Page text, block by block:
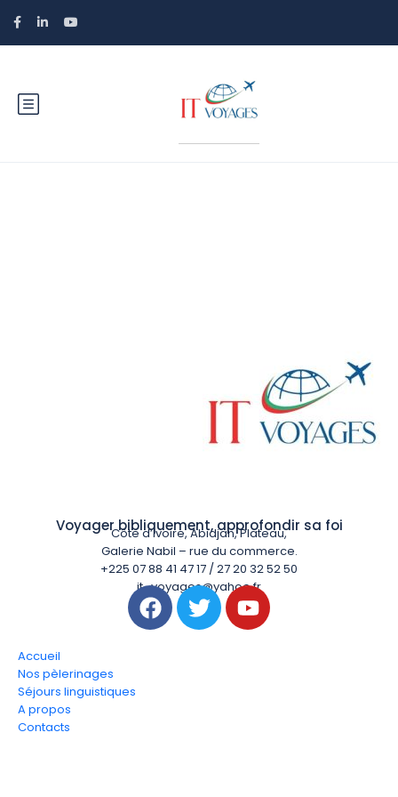
Voyager bibliquement, approfondir sa foi
Côte d’Ivoire, Abidjan, Plateau,
Galerie Nabil – rue du commerce.
+225 07 88 41 47 17 / 27 20 32 52 50
it_voyages@yahoo.fr
Accueil
Nos pèlerinages
Séjours linguistiques
A propos
Contacts